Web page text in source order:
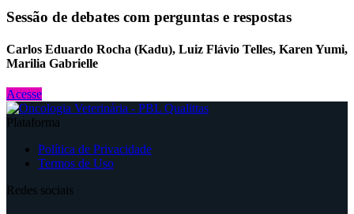
Sessão de debates com perguntas e respostas
Carlos Eduardo Rocha (Kadu), Luiz Flávio Telles, Karen Yumi,
Marilia Gabrielle
Acesse
Plataforma
Política de Privacidade
Termos de Uso
Redes sociais